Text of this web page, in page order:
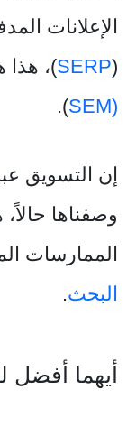
الإعلانات
(
SERP)، هذا
(SEM
).
إن التسويق
وصفناها
الممارسات
البحث.
أيهما أفضل